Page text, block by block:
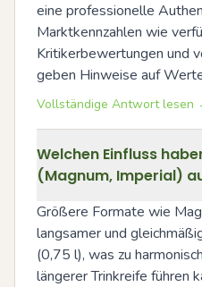
eine professionelle
Marktkennzahlen wie
Kritikerbewertungen und
geben Hinweise auf
Vollständige Antwort lesen
Welchen Einfluss
(Magnum, Imperial)
Größere Formate wie
langsamer und
(0,75 l), was zu
längerer Trinkreife führen